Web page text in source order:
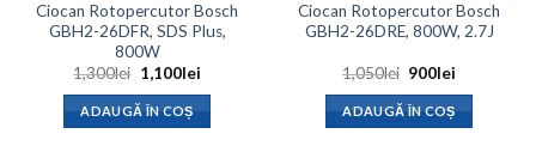
Ciocan Rotopercutor Bosch
GBH2-26DFR, SDS Plus,
800W
1,300lei Prețul
inițial
a
fost:
1,300lei.
1,100leiPrețul
ADAUGĂ ÎN COȘ
Ciocan Rotopercutor Bosch
GBH2-26DRE, 800W, 2.7J
1,050lei Prețul
a
fost:
1,050lei.
900lei
ADAUGĂ ÎN COȘ